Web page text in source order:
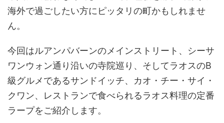
海外で過ごしたい方にピッタリの町かもしれませ
ん。
今回はルアンパバーンのメインストリート、シーサ
ワンウォン通り沿いの寺院巡り、そしてラオスのB
級グルメであるサンドイッチ、カオ・チー・サイ・
クワン、レストランで食べられるラオス料理の定番
ラープをご紹介します。